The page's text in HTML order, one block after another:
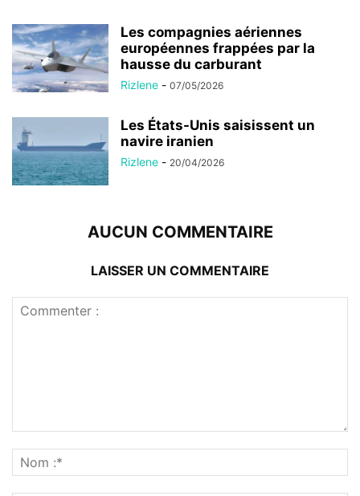
Les compagnies aériennes
européennes frappées par la
hausse du carburant
Rizlene - 07/05/2026
Les États-Unis saisissent un
navire iranien
Rizlene - 20/04/2026
AUCUN COMMENTAIRE
LAISSER UN COMMENTAIRE